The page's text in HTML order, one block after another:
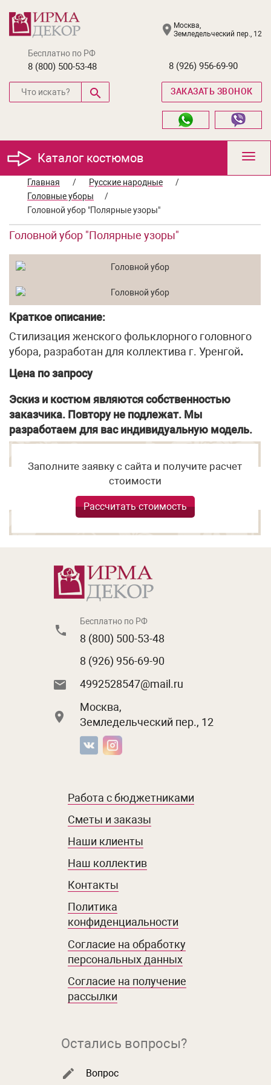
Москва,
Земледельческий пер., 12
Бесплатно по РФ
8 (800) 500-53-48 8 (926) 956-69-90
ЗАКАЗАТЬ ЗВОНОК
Каталог костюмов
Главная
/ Русские народные
/
Головные уборы
/
Головной убор "Полярные узоры"
Головной убор "Полярные узоры"
Краткое описание:
Стилизация женского фольклорного головного
убора, разработан для коллектива г. Уренгой.
Цена по запросу
Эскиз и костюм являются собственностью
заказчика. Повтору не подлежат. Мы
разработаем для вас индивидуальную модель.
Заполните заявку с сайта и получите расчет
стоимости
Рассчитать стоимость
Бесплатно по РФ
8 (800) 500-53-48
8 (926) 956-69-90
4992528547@mail.ru
Москва,
Земледельческий пер., 12
Работа с бюджетниками
Сметы и заказы
Наши клиенты
Наш коллектив
Контакты
Политика
конфиденциальности
Согласие на обработку
персональных данных
Согласие на получение
рассылки
Остались вопросы?
Вопрос